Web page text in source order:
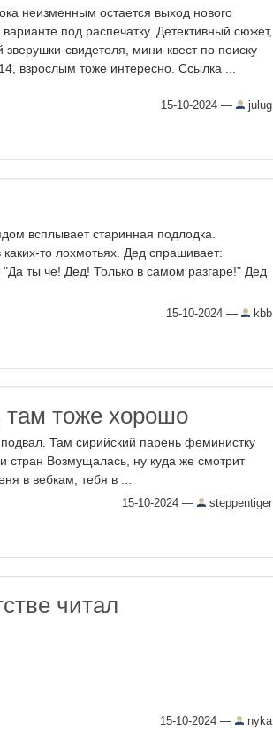
неизменным остается выход нового
под распечатку. Детективный сюжет,
свидетеля, мини-квест по поиску
взрослым тоже интересно. Ссылка ...
15-10-2024 — julug
всплывает старинная подлодка.
то лохмотьях. Дед спрашивает:
ты че! Дед! Только в самом разгаре!" Дед
15-10-2024 — kbb
там тоже хорошо
Там сирийский парень феминистку
стран Возмущалась, ну куда же смотрит
в вебкам, тебя в ...
15-10-2024 — steppentiger
читал
15-10-2024 — nyka